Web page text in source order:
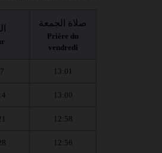
صلاة الجمعة
Prière du
vendredi
13:01
13:00
12:58
12:56